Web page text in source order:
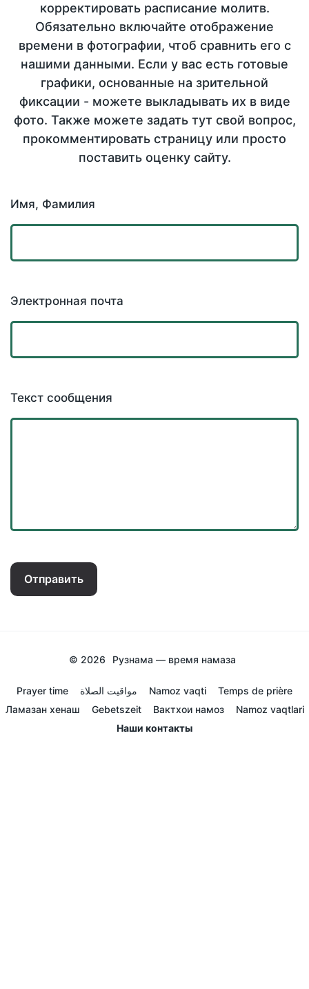
корректировать расписание молитв.
Обязательно включайте отображение
времени в фотографии, чтоб сравнить его с
нашими данными. Если у вас есть готовые
графики, основанные на зрительной
фиксации - можете выкладывать их в виде
фото. Также можете задать тут свой вопрос,
прокомментировать страницу или просто
поставить оценку сайту.
Имя, Фамилия
Электронная почта
Текст сообщения
Отправить
© 2026 Рузнама — время намаза
Prayer time مواقيت الصلاة Namoz vaqti
Temps de prière
Ламазан хенаш
Gebetszeit Вактхои намоз
Namoz vaqtlari
Наши контакты